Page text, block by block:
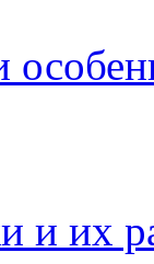
и их